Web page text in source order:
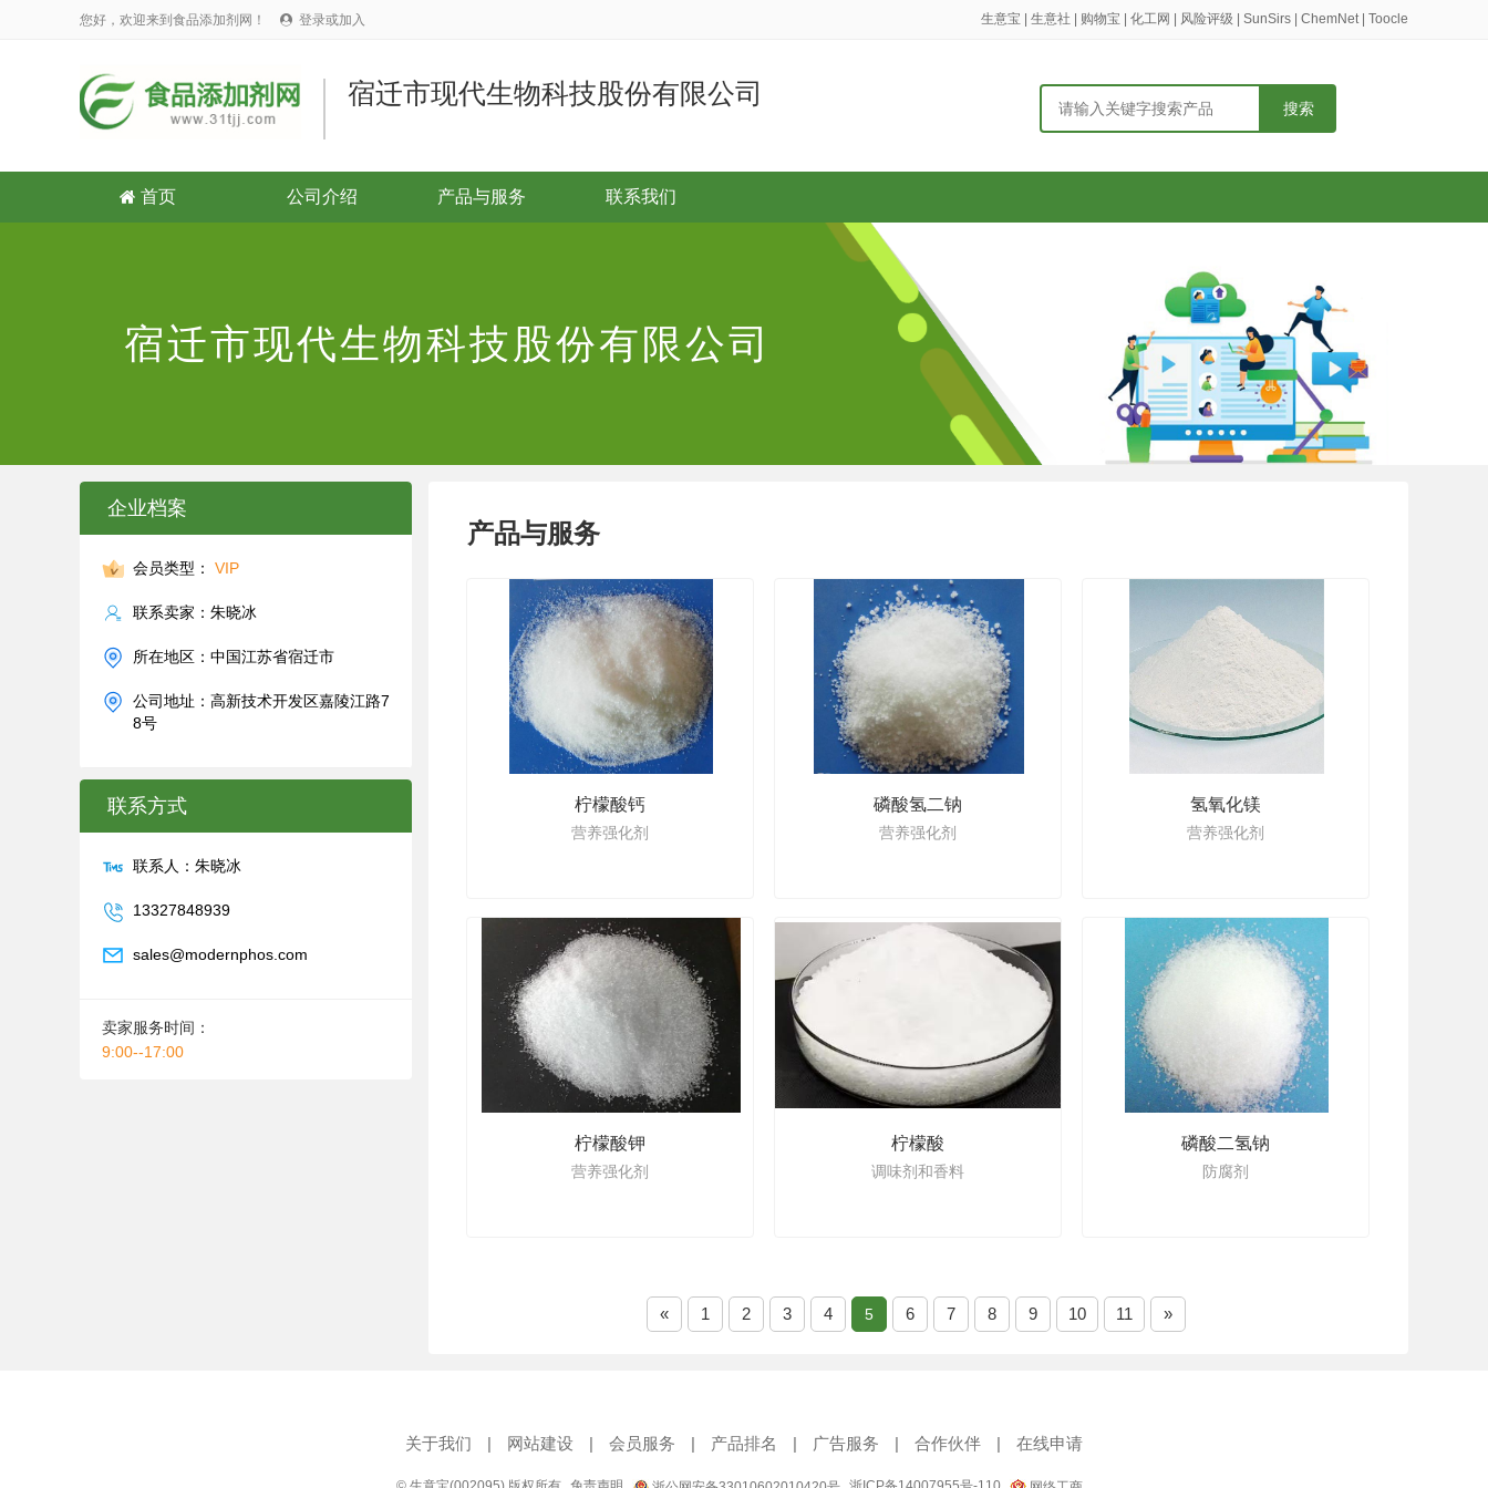
您好，欢迎来到食品添加剂网！  登录或加入 生意宝 生意社 购物宝 化工网 风险评级 SunSirs ChemNet| Toocle
宿迁市现代生物科技股份有限公司 搜索
 首页 公司介绍 产品与服务 联系我们
宿迁市现代生物科技股份有限公司
企业档案
会员类型： VIP
联系卖家：朱晓冰
所在地区：中国江苏省宿迁市
公司地址：高新技术开发区嘉陵江路7
8号
联系方式
联系人：朱晓冰
13327848939
sales@modernphos.com
卖家服务时间：
9:00--17:00
产品与服务
柠檬酸钙
营养强化剂
磷酸氢二钠
营养强化剂
氢氧化镁
营养强化剂
柠檬酸钾
营养强化剂
柠檬酸
调味剂和香料
磷酸二氢钠
防腐剂
« 1 2 3 4 5 6 7 8 9 10 11 »
关于我们 | 网站建设 | 会员服务 | 产品排名 | 广告服务 | 合作伙伴 | 在线申请